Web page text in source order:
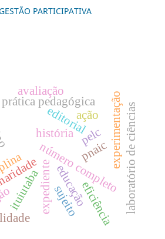
PARTICIPATIVA
número completo
editorial
expediente
história pelc
ituiutaba educação
pnaic
prática pedagógica experimentação
avaliação
eficiência laboratório de ciências
sujeito
ação